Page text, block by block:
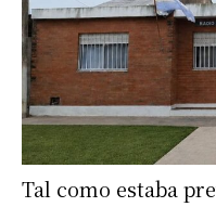
Tal como estaba